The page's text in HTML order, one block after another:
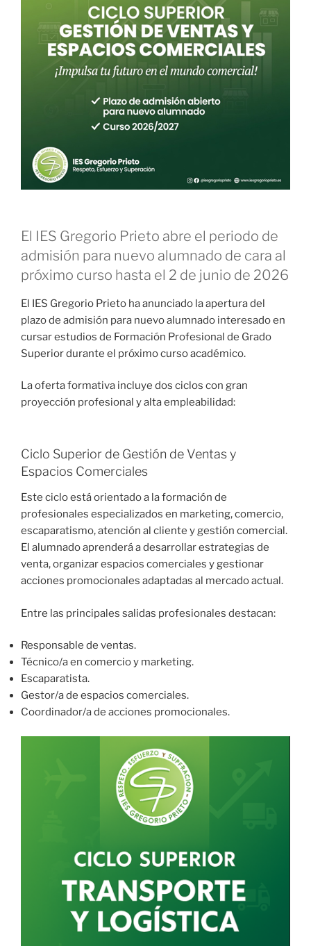
El IES Gregorio Prieto abre el periodo de
admisión para nuevo alumnado de cara al
próximo curso hasta el 2 de junio de 2026
El IES Gregorio Prieto ha anunciado la apertura del
plazo de admisión para nuevo alumnado interesado en
cursar estudios de Formación Profesional de Grado
Superior durante el próximo curso académico.
La oferta formativa incluye dos ciclos con gran
proyección profesional y alta empleabilidad:
Ciclo Superior de Gestión de Ventas y
Espacios Comerciales
Este ciclo está orientado a la formación de
profesionales especializados en marketing, comercio,
escaparatismo, atención al cliente y gestión comercial.
El alumnado aprenderá a desarrollar estrategias de
venta, organizar espacios comerciales y gestionar
acciones promocionales adaptadas al mercado actual.
Entre las principales salidas profesionales destacan:
Responsable de ventas.
Técnico/a en comercio y marketing.
Escaparatista.
Gestor/a de espacios comerciales.
Coordinador/a de acciones promocionales.